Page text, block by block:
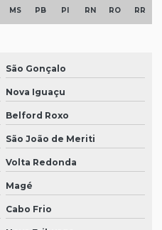
MS PB PI RN RO RR
São Gonçalo
Nova Iguaçu
Belford Roxo
São João de Meriti
Volta Redonda
Magé
Cabo Frio